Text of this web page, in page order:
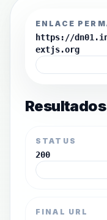
ENLACE
https://
extjs.org
Resultados
STATUS
200
FINAL URL